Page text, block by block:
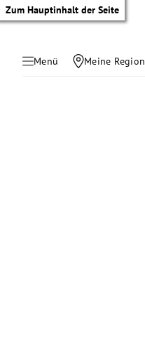
Zum Hauptinhalt der Seite
Menü Meine Region